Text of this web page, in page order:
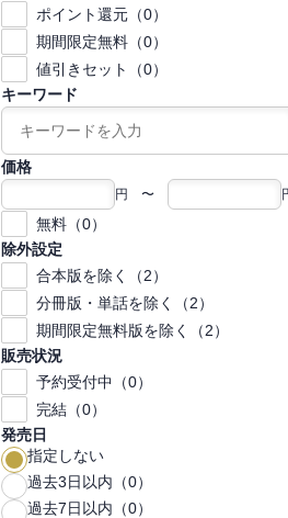
ポイント還元（0）
期間限定無料（0）
値引きセット（0）
キーワード
価格
円 〜
無料（0）
除外設定
合本版を除く（2）
分冊版・単話を除く（2）
期間限定無料版を除く（2）
販売状況
予約受付中（0）
完結（0）
発売日
指定しない
過去3日以内（0）
過去7日以内（0）